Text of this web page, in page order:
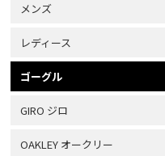
メンズ
レディース
ゴーグル
GIRO ジロ
OAKLEY オークリー